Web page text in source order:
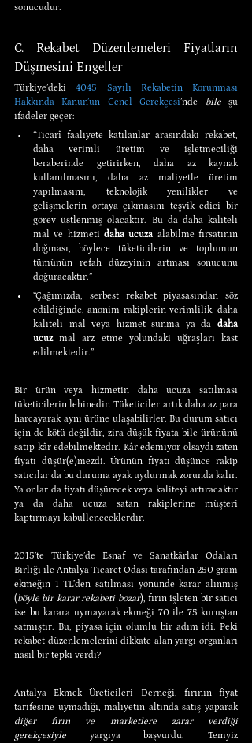
sonucudur.
C. Rekabet Düzenlemeleri Fiyatların
Düşmesini Engeller
Türkiye’deki 4045 Sayılı Rekabetin Korunması
Hakkında Kanun’un Genel Gerekçesi’nde bile şu
ifadeler geçer:
“Ticarî faaliyete katılanlar arasındaki rekabet,
daha verimli üretim ve işletmeciliği
beraberinde getirirken, daha az kaynak
kullanılmasını, daha az maliyetle üretim
yapılmasını, teknolojik yenilikler ve
gelişmelerin ortaya çıkmasını teşvik edici bir
görev üstlenmiş olacaktır. Bu da daha kaliteli
mal ve hizmeti daha ucuza alabilme fırsatının
doğması, böylece tüketicilerin ve toplumun
tümünün refah düzeyinin artması sonucunu
doğuracaktır.”
“Çağımızda, serbest rekabet piyasasından söz
edildiğinde, anonim rakiplerin verimlilik, daha
kaliteli mal veya hizmet sunma ya da daha
ucuz mal arz etme yolundaki uğraşları kast
edilmektedir.”
Bir ürün veya hizmetin daha ucuza satılması
tüketicilerin lehinedir. Tüketiciler artık daha az para
harcayarak aynı ürüne ulaşabilirler. Bu durum satıcı
için de kötü değildir, zira düşük fiyata bile ürününü
satıp kâr edebilmektedir. Kâr edemiyor olsaydı zaten
fiyatı düşür(e)mezdi. Ürünün fiyatı düşünce rakip
satıcılar da bu duruma ayak uydurmak zorunda kalır.
Ya onlar da fiyatı düşürecek veya kaliteyi artıracaktır
ya da daha ucuza satan rakiplerine müşteri
kaptırmayı kabulleneceklerdir.
2015’te Türkiye’de Esnaf ve Sanatkârlar Odaları
Birliği ile Antalya Ticaret Odası tarafından 250 gram
ekmeğin 1 TL’den satılması yönünde karar alınmış
(böyle bir karar rekabeti bozar), fırın işleten bir satıcı
ise bu karara uymayarak ekmeği 70 ile 75 kuruştan
satmıştır. Bu, piyasa için olumlu bir adım idi. Peki
rekabet düzenlemelerini dikkate alan yargı organları
nasıl bir tepki verdi?
Antalya Ekmek Üreticileri Derneği, fırının fiyat
diğer fırın ve marketlere zarar verdiği
gerekçesiyle yargıya başvurdu. Temyiz